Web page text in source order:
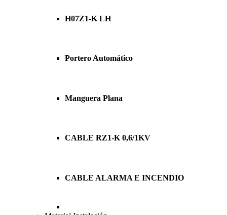
H07Z1-K LH
Portero Automático
Manguera Plana
CABLE RZ1-K 0,6/1KV
CABLE ALARMA E INCENDIO